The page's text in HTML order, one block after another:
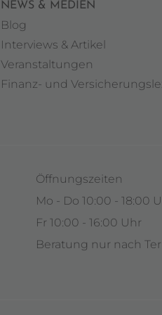
NEWS & MEDIEN
Blog
Interviews & Artikel
Veranstaltungen
Finanz- und
Öffnungszeiten
Mo - Do 10:00 - 18:00
Fr 10:00 - 16:00 Uhr
Beratung nur nach